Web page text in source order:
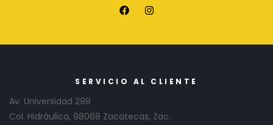
SERVICIO AL CLIENTE
Av. Universidad 299
Col. Hidráulica, 98068 Zacatecas, Zac.